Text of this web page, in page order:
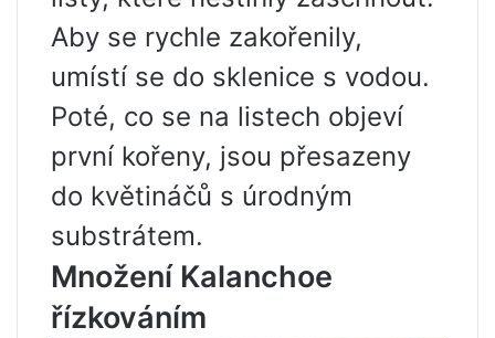
Aby se rychle zakořenily,
umístí se do sklenice s vodou.
Poté, co se na listech objeví
první kořeny, jsou přesazeny
do květináčů s úrodným
substrátem.
Množení Kalanchoe
řízkováním